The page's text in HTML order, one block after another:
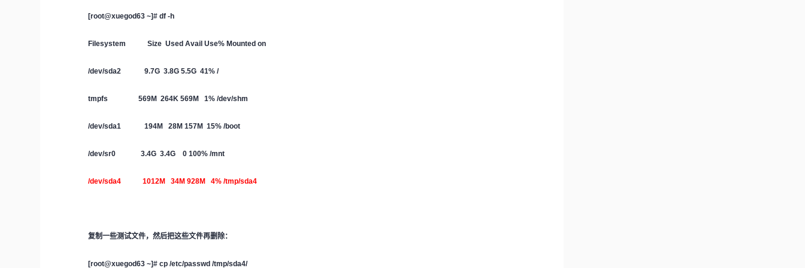
[root@xuegod63 ~]# df -h
Filesystem Size Used Avail Use% Mounted on
/dev/sda2 9.7G 3.8G 5.5G 41% /
tmpfs 569M 264K 569M 1% /dev/shm
/dev/sda1 194M 28M 157M 15% /boot
/dev/sr0 3.4G 3.4G 0 100% /mnt
/dev/sda4 1012M 34M 928M 4% /tmp/sda4
复制一些测试文件，然后把这些文件再删除：
[root@xuegod63 ~]# cp /etc/passwd /tmp/sda4/